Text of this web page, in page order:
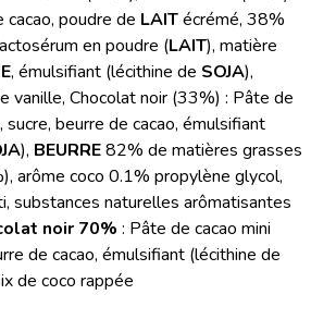
cacao, poudre de LAITécrémé, 38%
en poudre (LAIT), matière
, émulsifiant (lécithine de SOJA),
vanille, Chocolat noir (33%) : Pâte de
sucre, beurre de cacao, émulsifiant
), BEURRE82% de matières grasses
arôme coco 0.1% propylène glycol,
substances naturelles arômatisantes
noir 70% : Pâte de cacao mini
de cacao, émulsifiant (lécithine de
de coco rappée